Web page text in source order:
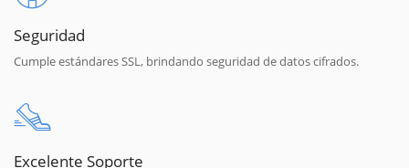
Seguridad
Cumple estándares SSL, brindando seguridad de datos cifrados.
Excelente Soporte